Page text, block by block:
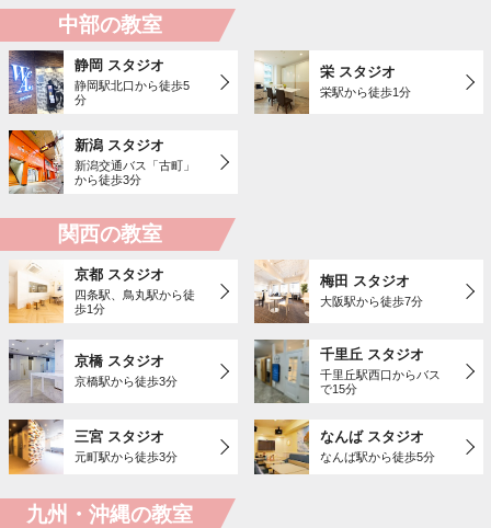
中部の教室
静岡 スタジオ
静岡駅北口から徒歩5
分
栄 スタジオ
栄駅から徒歩1分
新潟 スタジオ
新潟交通バス「古町」
から徒歩3分
関西の教室
京都 スタジオ
四条駅、鳥丸駅から徒
歩1分
梅田 スタジオ
大阪駅から徒歩7分
京橋 スタジオ
京橋駅から徒歩3分
千里丘 スタジオ
千里丘駅西口からバス
で15分
三宮 スタジオ
元町駅から徒歩3分
なんば スタジオ
なんば駅から徒歩5分
九州・沖縄の教室